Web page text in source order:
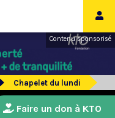
Contenu sponsorisé
Chapelet du lundi
Faire un don à KTO